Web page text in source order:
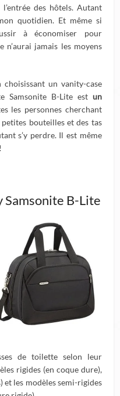
des hôtels. Autant
quotidien. Et même si
à économiser pour
n’aurai jamais les moyens
un vanity-case
Samsonite B-Lite est un
les personnes cherchant
bouteilles et des tas
s’y perdre. Il est même
!
Samsonite B-Lite
de toilette selon leur
rigides (en coque dure),
et les modèles semi-rigides